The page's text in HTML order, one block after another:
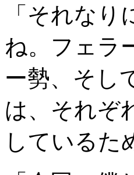
「それな
ね。フェラ
ー勢、そし
は、それぞ
しているた